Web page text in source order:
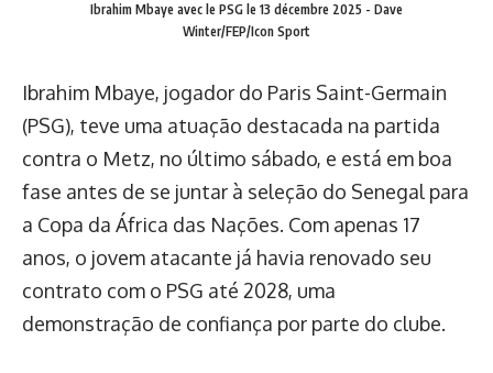
Ibrahim Mbaye avec le PSG le 13 décembre 2025 - Dave
Winter/FEP/Icon Sport
Ibrahim Mbaye, jogador do Paris Saint-Germain
(PSG), teve uma atuação destacada na partida
contra o Metz, no último sábado, e está em boa
fase antes de se juntar à seleção do Senegal para
a Copa da África das Nações. Com apenas 17
anos, o jovem atacante já havia renovado seu
contrato com o PSG até 2028, uma
demonstração de confiança por parte do clube.